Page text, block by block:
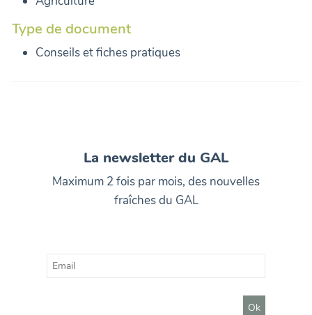
Type de document
Conseils et fiches pratiques
La newsletter du GAL
Maximum 2 fois par mois, des nouvelles
fraîches du GAL